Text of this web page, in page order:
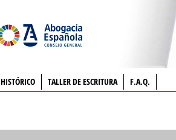
HISTÓRICO TALLER DE ESCRITURA F.A.Q.